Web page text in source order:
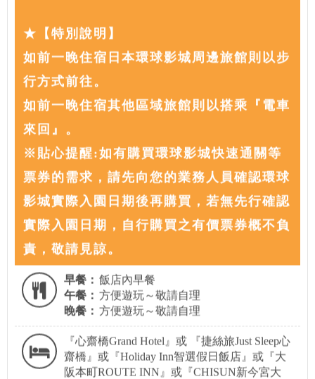
★【特別說明】
如前一晚住宿日本環球影城周邊旅館則以步
行方式前往。
如前一晚住宿其他區域旅館則以搭乘『電車
來回』。
※貼心提醒:如有購買環球影城快速通關等
票券的需求，請先向您的業務人員確認環球
影城實際入園日期後再購買，若無先行確認
實際入園日期，自行購買之有價票券概不負
責，敬請見諒。
早餐： 飯店內早餐
午餐： 方便遊玩～敬請自理
晚餐： 方便遊玩～敬請自理
『心齋橋Grand Hotel』或 『捷絲旅Just Sleep心
齋橋』或『Holiday Inn智選假日飯店』或『大
阪本町ROUTE INN』或『CHISUN新今宮大